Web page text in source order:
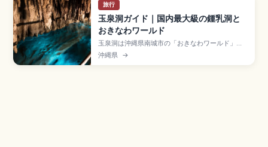
旅行
玉泉洞ガイド｜国内最大級の鍾乳洞と
おきなわワールド
玉泉洞は沖縄県南城市の「おきなわワールド」内
にある全長約5,000mの鍾乳洞で、100万本以上
の鍾乳石を有する国内最大級の鍾乳洞です。約
沖縄県 →